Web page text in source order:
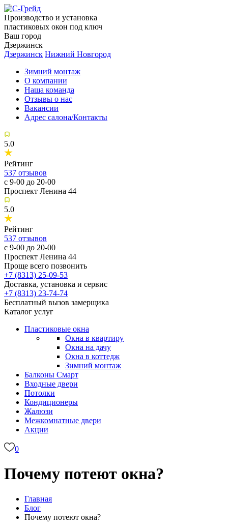
Производство и установка
пластиковых окон под ключ
Ваш город
Дзержинск
Дзержинск Нижний Новгород
Зимний монтаж
О компании
Наша команда
Отзывы о нас
Вакансии
Адрес салона/Контакты
5.0
Рейтинг
537 отзывов
с 9-00 до 20-00
Проспект Ленина 44
5.0
Рейтинг
537 отзывов
с 9-00 до 20-00
Проспект Ленина 44
Проще всего позвонить
+7 (8313) 25-09-53
Доставка, установка и сервис
+7 (8313) 23-74-74
Бесплатный вызов замерщика
Каталог услуг
Пластиковые окна
Окна в квартиру
Окна на дачу
Окна в коттедж
Зимний монтаж
Балконы Смарт
Входные двери
Потолки
Кондиционеры
Жалюзи
Межкомнатные двери
Акции
0
Почему потеют окна?
Главная
Блог
Почему потеют окна?